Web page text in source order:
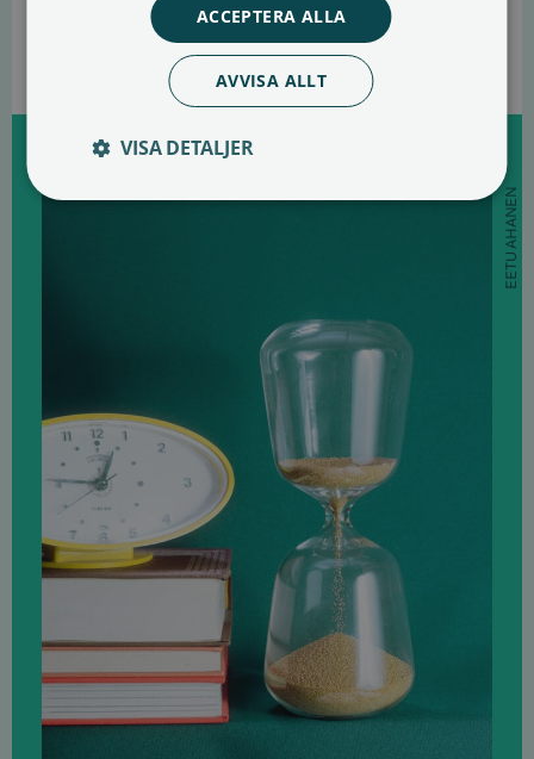
EETU AHANEN
ACCEPTERA ALLA
AVVISA ALLT
VISA DETALJER